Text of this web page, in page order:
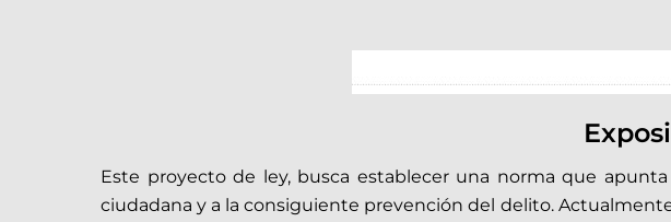
Este proyecto de ley, busca establecer una norma que
ciudadana y a la consiguiente prevención del delito. Actualmente,